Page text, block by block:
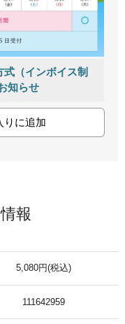
（インボイス制
知らせ
りに追加
報
5,080円(税込)
111642959